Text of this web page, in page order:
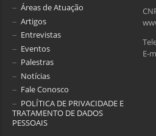
Áreas de Atuação
Artigos
Entrevistas
Eventos
Palestras
Notícias
Fale Conosco
POLÍTICA DE PRIVACIDADE E
TRATAMENTO DE DADOS
PESSOAIS
E-